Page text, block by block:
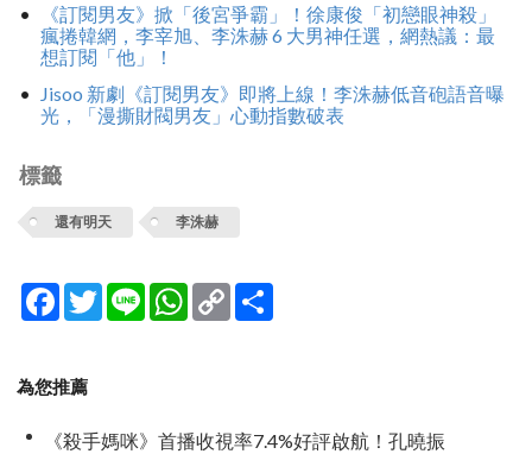
《訂閱男友》掀「後宮爭霸」！徐康俊「初戀眼神殺」
瘋捲韓網，李宰旭、李洙赫 6 大男神任選，網熱議：最
想訂閱「他」！
Jisoo 新劇《訂閱男友》即將上線！李洙赫低音砲語音曝
光，「漫撕財閥男友」心動指數破表
標籤
還有明天 李洙赫
Facebook
TwitterLine WhatsApp
Copy
Link
為您推薦
《殺手媽咪》首播收視率7.4%好評啟航！孔曉振